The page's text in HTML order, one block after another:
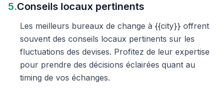
5.Conseils locaux pertinents
Les meilleurs bureaux de change à {{city}} offrent
souvent des conseils locaux pertinents sur les
fluctuations des devises. Profitez de leur expertise
pour prendre des décisions éclairées quant au
timing de vos échanges.